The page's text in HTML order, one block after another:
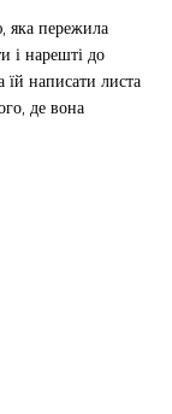
яка пережила
і нарешті до
їй написати листа
де вона